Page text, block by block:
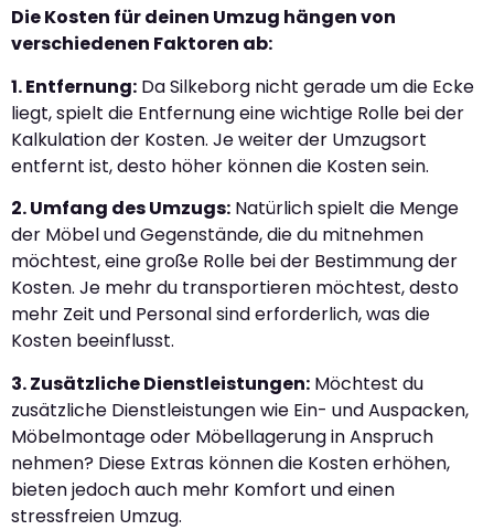
Die Kosten für deinen Umzug hängen von
verschiedenen Faktoren ab:
1. Entfernung: Da Silkeborg nicht gerade um die Ecke
liegt, spielt die Entfernung eine wichtige Rolle bei der
Kalkulation der Kosten. Je weiter der Umzugsort
entfernt ist, desto höher können die Kosten sein.
2. Umfang des Umzugs: Natürlich spielt die Menge
der Möbel und Gegenstände, die du mitnehmen
möchtest, eine große Rolle bei der Bestimmung der
Kosten. Je mehr du transportieren möchtest, desto
mehr Zeit und Personal sind erforderlich, was die
Kosten beeinflusst.
3. Zusätzliche Dienstleistungen: Möchtest du
zusätzliche Dienstleistungen wie Ein- und Auspacken,
Möbelmontage oder Möbellagerung in Anspruch
nehmen? Diese Extras können die Kosten erhöhen,
bieten jedoch auch mehr Komfort und einen
stressfreien Umzug.